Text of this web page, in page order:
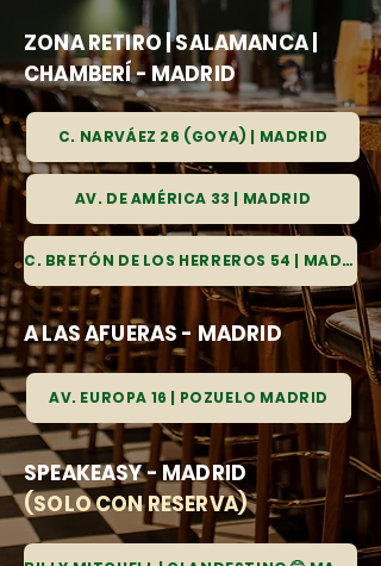
ZONA RETIRO | SALAMANCA |
CHAMBERÍ - MADRID
C. NARVÁEZ 26 (GOYA) | MADRID
AV. DE AMÉRICA 33 | MADRID
C. BRETÓN DE LOS HERREROS 54 | MADRID
A LAS AFUERAS - MADRID
AV. EUROPA 16 | POZUELO MADRID
SPEAKEASY - MADRID
(SOLO CON RESERVA)